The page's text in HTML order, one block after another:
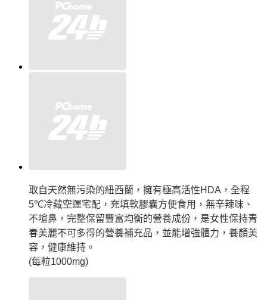
取自天然無污染的紐西蘭，擁有極高活性HDA，全程
5℃冷藏空運宅配，充填軟膠囊方便食用，無辛辣味、
不嗆鼻，完整保留豐富均衡的營養成份，是女性保持青
春美麗不可多得的營養補充品，並能增強體力，養顏美
容，健康維持。
(每粒1000mg)